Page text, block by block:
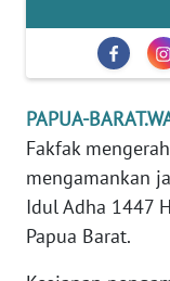
PAPUA-
Fakfak
mengamankan
Idul Adha 1447
Papua Barat.
REDAKSI
KARIR
DISCLAIMER